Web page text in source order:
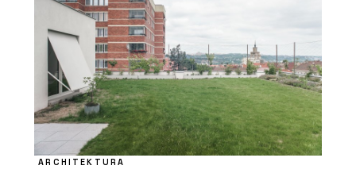
ARCHITEKTURA